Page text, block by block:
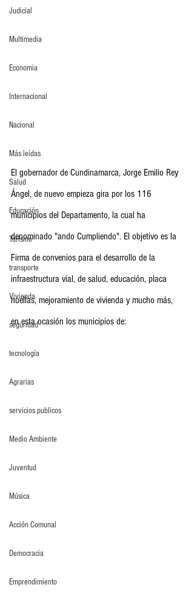
Judicial
Multimedia
Economia
Internacional
Nacional
Más leídas
Salud
Educación
Turismo
transporte
Vivienda
seguridad
tecnología
Agrarias
servicios publicos
Medio Ambiente
Juventud
Música
Acción Comunal
Democracia
Emprendimiento
El gobernador de Cundinamarca, Jorge Emilio Rey
Ángel, de nuevo empieza gira por los 116
municipios del Departamento, la cual ha
denominado "ando Cumpliendo". El objetivo es la
Firma de convenios para el desarrollo de la
infraestructura vial, de salud, educación, placa
huellas, mejoramiento de vivienda y mucho más,
en esta ocasión los municipios de: